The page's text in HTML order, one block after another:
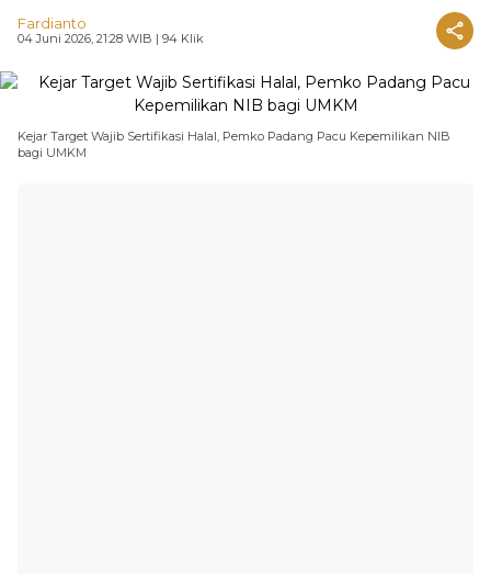
Fardianto
04 Juni 2026, 21:28 WIB | 94 Klik
Kejar Target Wajib Sertifikasi Halal, Pemko Padang Pacu Kepemilikan NIB
bagi UMKM